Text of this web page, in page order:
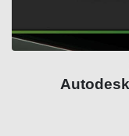
Autodesk